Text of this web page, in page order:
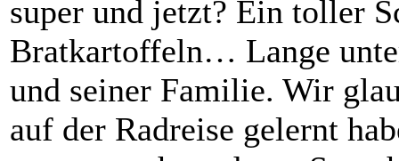
super und jetzt? Ein toller
Bratkartoffeln… Lange
und seiner Familie. Wir
auf der Radreise gelernt